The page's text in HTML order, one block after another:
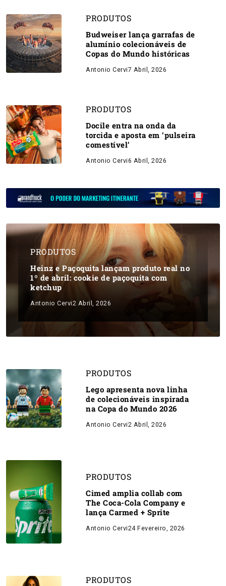
PRODUTOS
Budweiser lança garrafas de
alumínio colecionáveis de
Copas do Mundo históricas
Antonio Cervi7 Abril, 2026
PRODUTOS
Docile entra na onda da
torcida e aposta em ‘pulseira
comestível’
Antonio Cervi6 Abril, 2026
PRODUTOS
Heinz e Paçoquita lançam produto real no
1º de abril: cookie de paçoquita com
ketchup
Antonio Cervi2 Abril, 2026
PRODUTOS
Lego apresenta nova linha
de colecionáveis inspirada
na Copa do Mundo 2026
Antonio Cervi2 Abril, 2026
PRODUTOS
Cimed amplia collab com
The Coca-Cola Company e
lança Carmed + Sprite
Antonio Cervi24 Fevereiro, 2026
PRODUTOS